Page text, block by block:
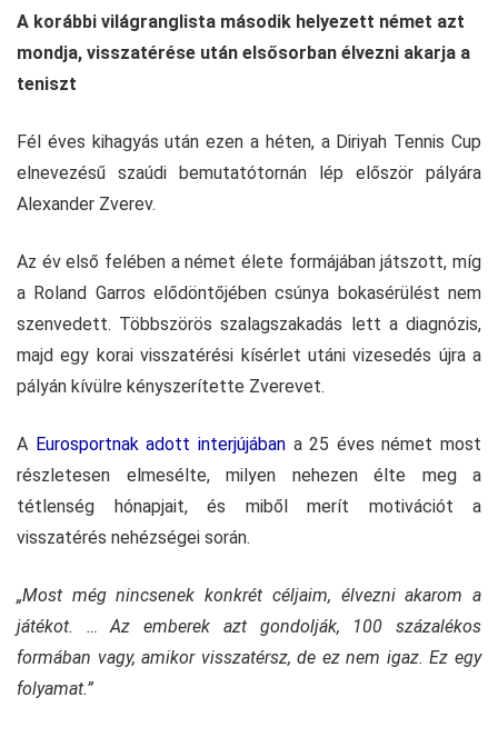
A korábbi világranglista második helyezett német azt
mondja, visszatérése után elsősorban élvezni akarja a
teniszt
Fél éves kihagyás után ezen a héten, a Diriyah Tennis Cup
elnevezésű szaúdi bemutatótornán lép először pályára
Alexander Zverev.
Az év első felében a német élete formájában játszott, míg
a Roland Garros elődöntőjében csúnya bokasérülést nem
szenvedett. Többszörös szalagszakadás lett a diagnózis,
majd egy korai visszatérési kísérlet utáni vizesedés újra a
pályán kívülre kényszerítette Zverevet.
A Eurosportnak adott interjújábana 25 éves német most
részletesen elmesélte, milyen nehezen élte meg a
tétlenség hónapjait, és miből merít motivációt a
visszatérés nehézségei során.
„Most még nincsenek konkrét céljaim, élvezni akarom a
játékot. … Az emberek azt gondolják, 100 százalékos
formában vagy, amikor visszatérsz, de ez nem igaz. Ez egy
folyamat.”